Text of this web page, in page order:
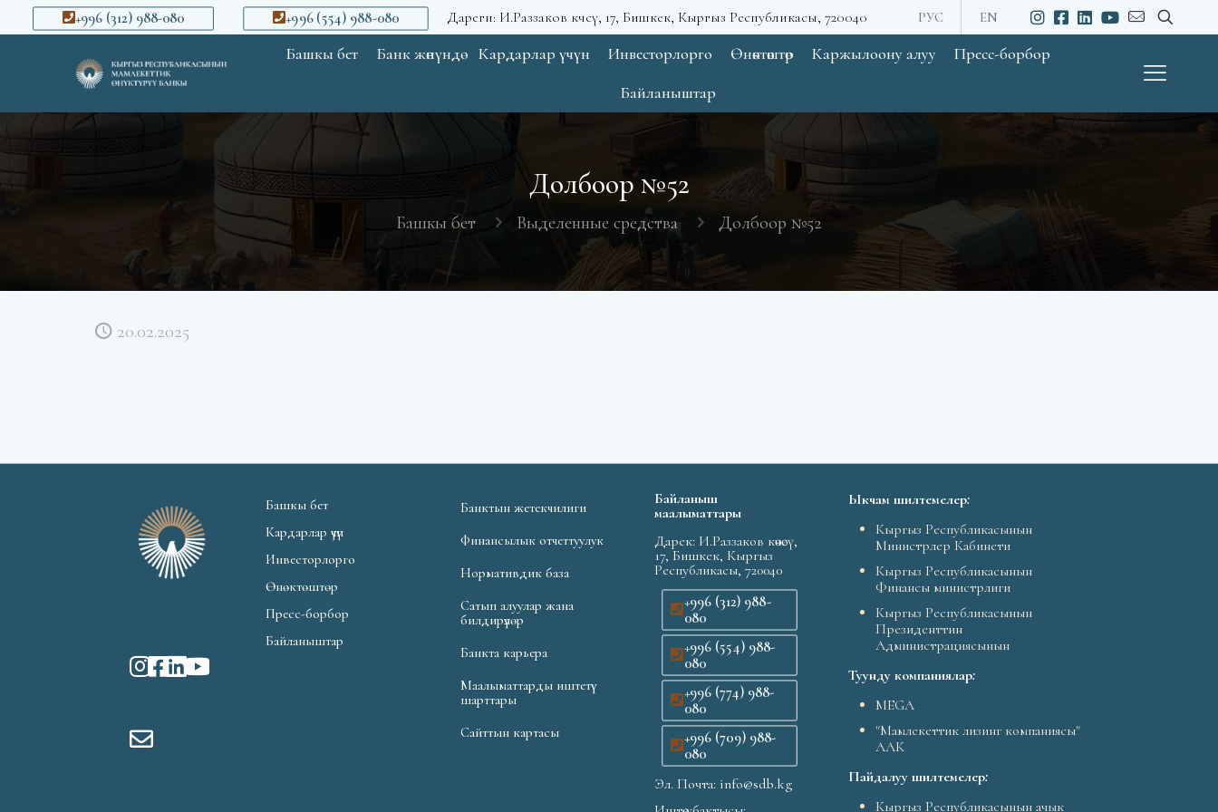
+996 (312) 988-080 +996 (554) 988-080 Дареги: И.Раззаков көчөсү, 17, Бишкек, Кыргыз Республикасы, 720040 РУС EN
Башкы бет Банк жөнүндө Кардарлар үчүн Инвесторлорго Өнөктөштөр Каржылоону алуу
Пресс-борбор
Байланыштар
Долбоор №52
Башкы бет Выделенные средства Долбоор №52
20.02.2025
Башкы бет
Кардарлар үчүн
Инвесторлорго
Өнөктөштөр
Пресс-борбор
Байланыштар
Банктын жетекчилиги
Финансылык отчеттуулук
Нормативдик база
Сатып алуулар жана
билдирүүлөр
Банкта карьера
Маалыматтарды иштетүү
шарттары
Сайттын картасы
Байланыш
маалыматтары
Дарек: И.Раззаков көчөсү,
17, Бишкек, Кыргыз
Республикасы, 720040
+996 (312) 988-
080
+996 (554) 988-
080
+996 (774) 988-
080
+996 (709) 988-
080
Эл. Почта: info@sdb.kg
Ыкчам шилтемелер:
Кыргыз Республикасынын
Министрлер Кабинети
Кыргыз Республикасынын
Финансы министрлиги
Кыргыз Республикасынын
Президенттин
Администрациясынын
Туунду компаниялар:
MEGA
"Мамлекеттик лизинг компаниясы"
ААК
Пайдалуу шилтемелер:
Кыргыз Республикасынын ачык